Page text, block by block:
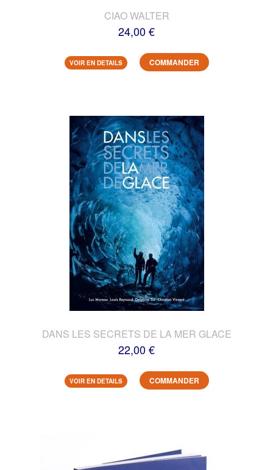
CIAO WALTER
24,00 €
VOIR EN DETAILS COMMANDER
DANS LES SECRETS DE LA MER GLACE
22,00 €
VOIR EN DETAILS COMMANDER